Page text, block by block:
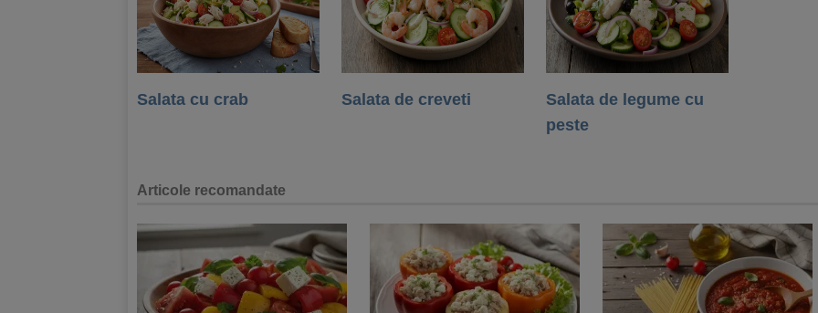
Salata cu crab Salata de creveti
Salata de legume cu
peste
Articole recomandate